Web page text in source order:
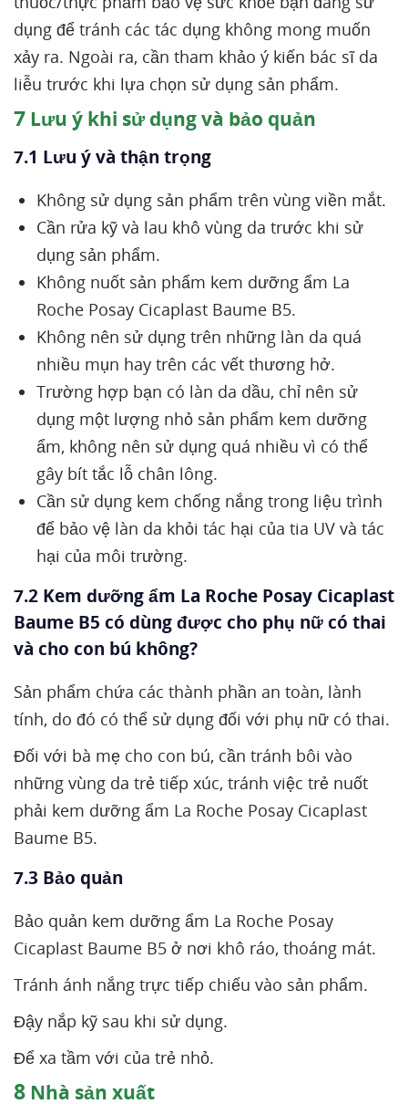
dụng để tránh các tác dụng không mong muốn
xảy ra. Ngoài ra, cần tham khảo ý kiến bác sĩ da
liễu trước khi lựa chọn sử dụng sản phẩm.
7 Lưu ý khi sử dụng và bảo quản
7.1 Lưu ý và thận trọng
Không sử dụng sản phẩm trên vùng viền mắt.
Cần rửa kỹ và lau khô vùng da trước khi sử
dụng sản phẩm.
Không nuốt sản phẩm kem dưỡng ẩm La
Roche Posay Cicaplast Baume B5.
Không nên sử dụng trên những làn da quá
nhiều mụn hay trên các vết thương hở.
Trường hợp bạn có làn da dầu, chỉ nên sử
dụng một lượng nhỏ sản phẩm kem dưỡng
ẩm, không nên sử dụng quá nhiều vì có thể
gây bít tắc lỗ chân lông.
Cần sử dụng kem chống nắng trong liệu trình
để bảo vệ làn da khỏi tác hại của tia UV và tác
hại của môi trường.
7.2 Kem dưỡng ẩm La Roche Posay Cicaplast
Baume B5 có dùng được cho phụ nữ có thai
và cho con bú không?
Sản phẩm chứa các thành phần an toàn, lành
tính, do đó có thể sử dụng đối với phụ nữ có thai.
Đối với bà mẹ cho con bú, cần tránh bôi vào
những vùng da trẻ tiếp xúc, tránh việc trẻ nuốt
phải kem dưỡng ẩm La Roche Posay Cicaplast
Baume B5.
7.3 Bảo quản
Bảo quản kem dưỡng ẩm La Roche Posay
Cicaplast Baume B5 ở nơi khô ráo, thoáng mát.
Tránh ánh nắng trực tiếp chiếu vào sản phẩm.
Đậy nắp kỹ sau khi sử dụng.
Để xa tầm với của trẻ nhỏ.
8 Nhà sản xuất